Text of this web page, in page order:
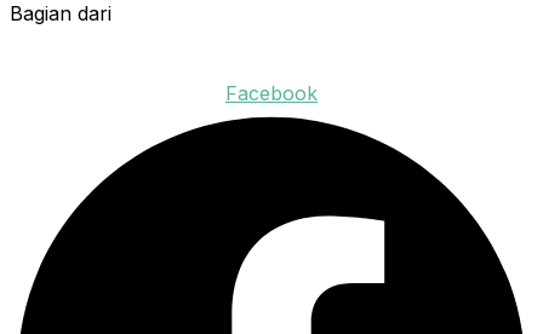
Bagian dari
Facebook